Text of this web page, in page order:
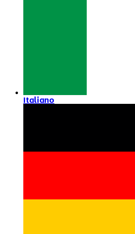
Italiano